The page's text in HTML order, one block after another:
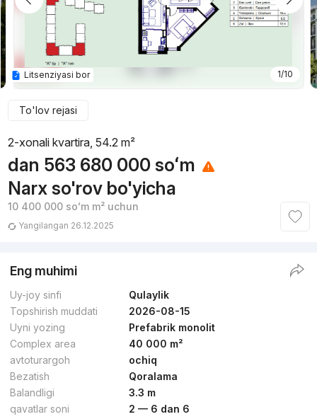
1/10
Litsenziyasi bor
To'lov rejasi
2-xonali kvartira, 54.2 m²
dan 563 680 000 soʻm
Narx so'rov bo'yicha
10 400 000 soʻmm² uchun
Yangilangan 26.12.2025
Eng muhimi
Uy-joy sinfi
Qulaylik
Topshirish muddati
2026-08-15
Uyni yozing
Prefabrik monolit
Complex area
40 000 m²
avtoturargoh
ochiq
Bezatish
Qoralama
Balandligi
3.3 m
qavatlar soni
2 — 6 dan 6